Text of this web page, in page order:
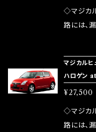
発揮しま
ドリング
など、こ
モーター
品化を果
が大きい
中に漏電
ズが、マ
ヒューズ
果・接触
発揮しま
ドリング
◇マジカ
路には、
路として
しかし、
ます。 1.溶接回路であるため、配線と比較し抵抗
が大きい
中に漏電
マジカル
ハロゲン
¥27,500
◇マジカ
路には、